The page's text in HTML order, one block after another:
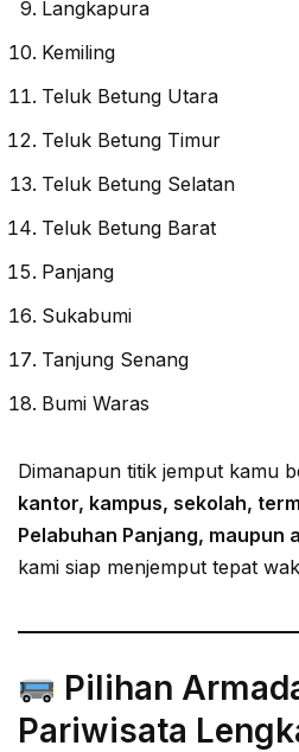
Langkapura
Kemiling
Teluk Betung Utara
Teluk Betung Timur
Teluk Betung Selatan
Teluk Betung Barat
Panjang
Sukabumi
Tanjung Senang
Bumi Waras
Dimanapun titik jemput kamu
kantor, kampus, sekolah,
Pelabuhan Panjang, maupun
kami siap menjemput tepat
Pilihan
Pariwisata